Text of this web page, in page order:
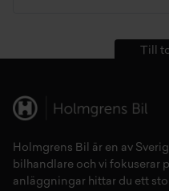
Till
Holmgrens Bil är en av
bilhandlare och vi fokuserar
anläggningar hittar du ett